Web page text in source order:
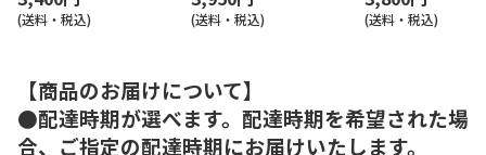
(送料・税込) (送料・税込) (送料・税込)
【商品のお届けについて】
●配達時期が選べます。配達時期を希望された場
合、ご指定の配達時期にお届けいたします。